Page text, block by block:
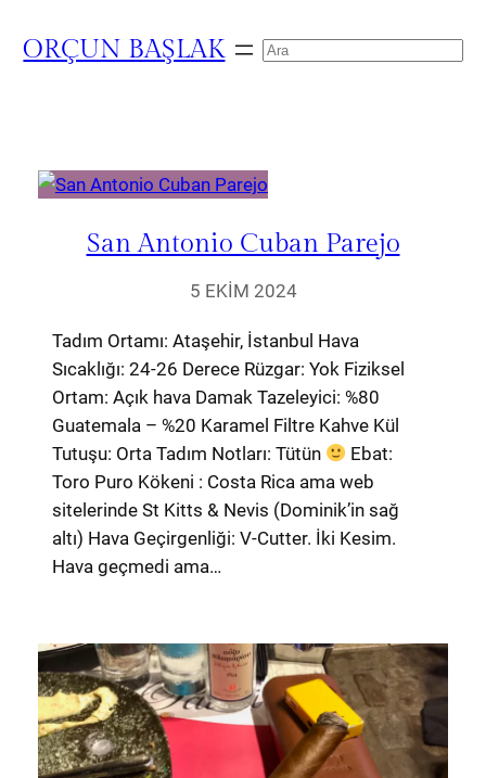
ORÇUN BAŞLAK Search
San Antonio Cuban Parejo
5 EKIM 2024
Tadım Ortamı: Ataşehir, İstanbul Hava
Sıcaklığı: 24-26 Derece Rüzgar: Yok Fiziksel
Ortam: Açık hava Damak Tazeleyici: %80
Guatemala – %20 Karamel Filtre Kahve Kül
Tutuşu: Orta Tadım Notları: Tütün
Ebat:
Toro Puro Kökeni : Costa Rica ama web
sitelerinde St Kitts & Nevis (Dominik’in sağ
altı) Hava Geçirgenliği: V-Cutter. İki Kesim.
Hava geçmedi ama…